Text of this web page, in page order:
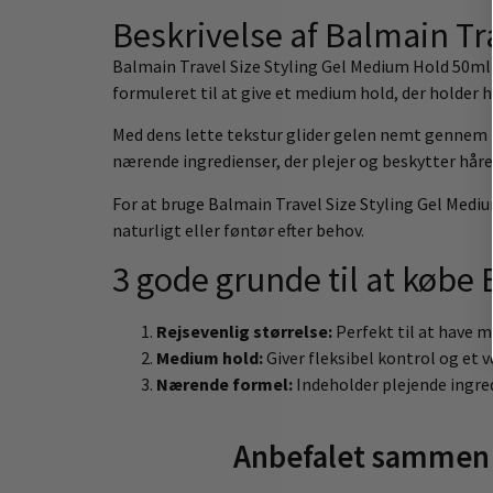
Beskrivelse af Balmain
Balmain Travel Size Styling Gel Medium Hold
formuleret til at give et medium hold, der holder
Med dens lette tekstur glider gelen nemt
nærende ingredienser, der plejer og beskytter
For at bruge Balmain Travel Size Styling Gel
naturligt eller føntør efter behov.
3 gode grunde til at købe
Rejsevenlig størrelse: Perfekt til at have
Medium hold:Giver fleksibel kontrol og et
Nærende formel: Indeholder plejende
Anbefalet